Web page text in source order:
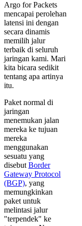
Argo for Packets
mencapai perolehan
latensi ini dengan
secara dinamis
memilih jalur
terbaik di seluruh
jaringan kami. Mari
kita bicara sedikit
tentang apa artinya
itu.
Paket normal di
jaringan
menemukan jalan
mereka ke tujuan
mereka
menggunakan
sesuatu yang
disebutBorder
Gateway Protocol
(BGP), yang
memungkinkan
paket untuk
melintasi jalur
"terpendek" ke